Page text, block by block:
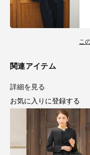
こ
関連アイテム
詳細を見る
お気に入りに登録する